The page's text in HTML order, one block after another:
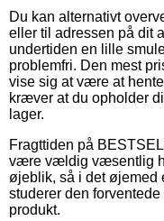
Du kan alternativt
eller til adressen på dit
undertiden en lille
problemfri. Den mest
vise sig at være at
kræver at du opholder
lager.
Fragttiden på
være vældig væsentlig
øjeblik, så i det øjemed
studerer den
produkt.